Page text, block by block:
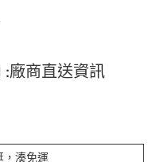
:廠商直送資訊
，湊免運